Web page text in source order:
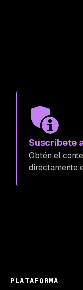
Suscríbete
Obtén el
directamente
PLATAFORMA